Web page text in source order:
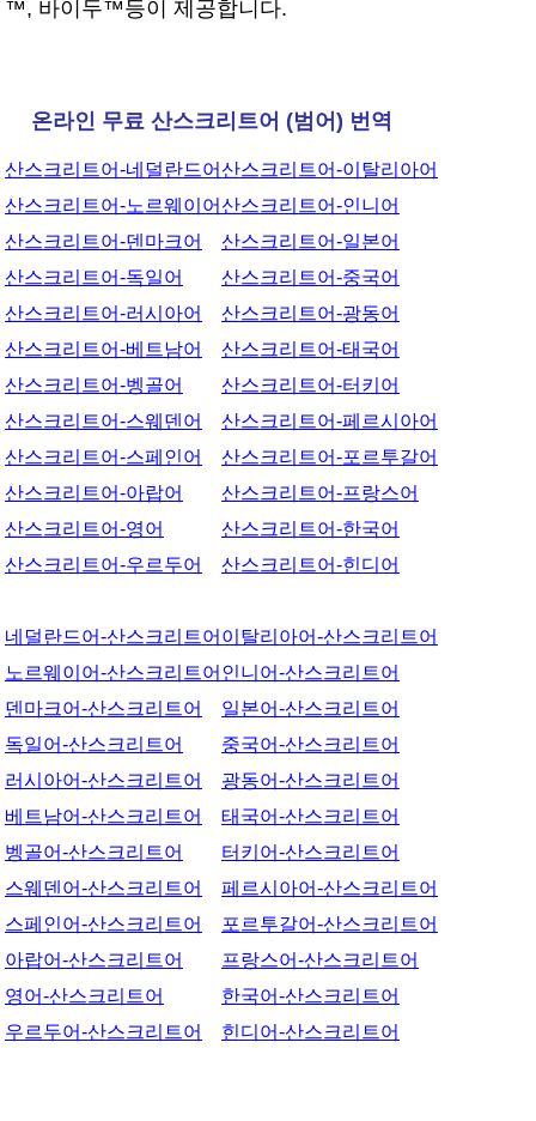
™, 바이두™등이 제공합니다.
온라인 무료 산스크리트어 (범어) 번역
산스크리트어-네덜란드어
산스크리트어-노르웨이어
산스크리트어-덴마크어
산스크리트어-독일어
산스크리트어-러시아어
산스크리트어-베트남어
산스크리트어-벵골어
산스크리트어-스웨덴어
산스크리트어-스페인어
산스크리트어-아랍어
산스크리트어-영어
산스크리트어-우르두어
산스크리트어-이탈리아어
산스크리트어-인니어
산스크리트어-일본어
산스크리트어-중국어
산스크리트어-광동어
산스크리트어-태국어
산스크리트어-터키어
산스크리트어-페르시아어
산스크리트어-포르투갈어
산스크리트어-프랑스어
산스크리트어-한국어
산스크리트어-힌디어
네덜란드어-산스크리트어
노르웨이어-산스크리트어
덴마크어-산스크리트어
독일어-산스크리트어
러시아어-산스크리트어
베트남어-산스크리트어
벵골어-산스크리트어
스웨덴어-산스크리트어
스페인어-산스크리트어
아랍어-산스크리트어
영어-산스크리트어
우르두어-산스크리트어
이탈리아어-산스크리트어
인니어-산스크리트어
일본어-산스크리트어
중국어-산스크리트어
광동어-산스크리트어
태국어-산스크리트어
터키어-산스크리트어
페르시아어-산스크리트어
포르투갈어-산스크리트어
프랑스어-산스크리트어
한국어-산스크리트어
힌디어-산스크리트어